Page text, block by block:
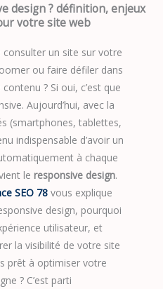
design ? définition, enjeux
votre site web
un site sur votre
ou faire défiler dans
? Si oui, c’est que
Aujourd’hui, avec la
(smartphones, tablettes,
indispensable d’avoir un
à chaque
le responsive design.
SEO 78 vous explique
design, pourquoi
utilisateur, et
la visibilité de votre site
prêt à optimiser votre
? C’est parti